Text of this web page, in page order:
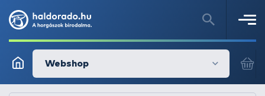
Webshop